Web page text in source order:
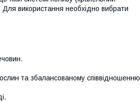
використання необхідно вибрати
та збалансованому співвідношенню